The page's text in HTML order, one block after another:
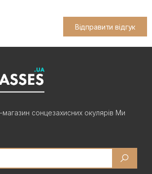
Відправити відгук
магазин сонцезахисних окулярів Ми